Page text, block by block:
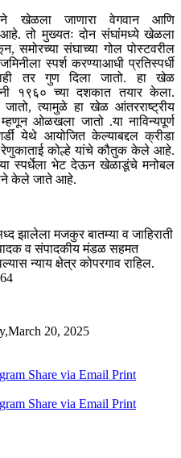
खेळला जाणारा वेगवान आणि
आहे. तो मुख्यतः दोन संघांमध्ये खेळला
संघाच्या गोल पोस्टवरील
स्पर्श करण्याआधी प्रतिस्पर्धी
तर गुण दिला जातो. हा खेळ
१९६० च्या दशकात तयार केला.
त्यामुळे हा खेळ आंतरराष्ट्रीय
ओळखला जातो .या नाविन्यपूर्ण
येथे आयोजित केल्याबद्दल क्रीडा
कोल्हे यांचे कौतुक केले आहे.
या स्पर्धेला भेट देऊन खेळाडूंचे मनोबल
केले जाते आहे.
झालेला मजकुर बातम्या व जाहिराती
व संपादकीय मंडळ सहमत
न्याय क्षेत्र कोपरगाव राहिल.
20, 2025
Share via Email Print
Share via Email Print